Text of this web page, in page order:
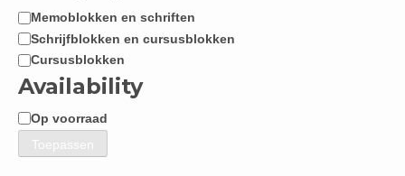
Categorie
Memoblokken en schriften
Schrijfblokken en cursusblokken
Cursusblokken
Availability
Beschikbaarheid
Op voorraad
Toepassen